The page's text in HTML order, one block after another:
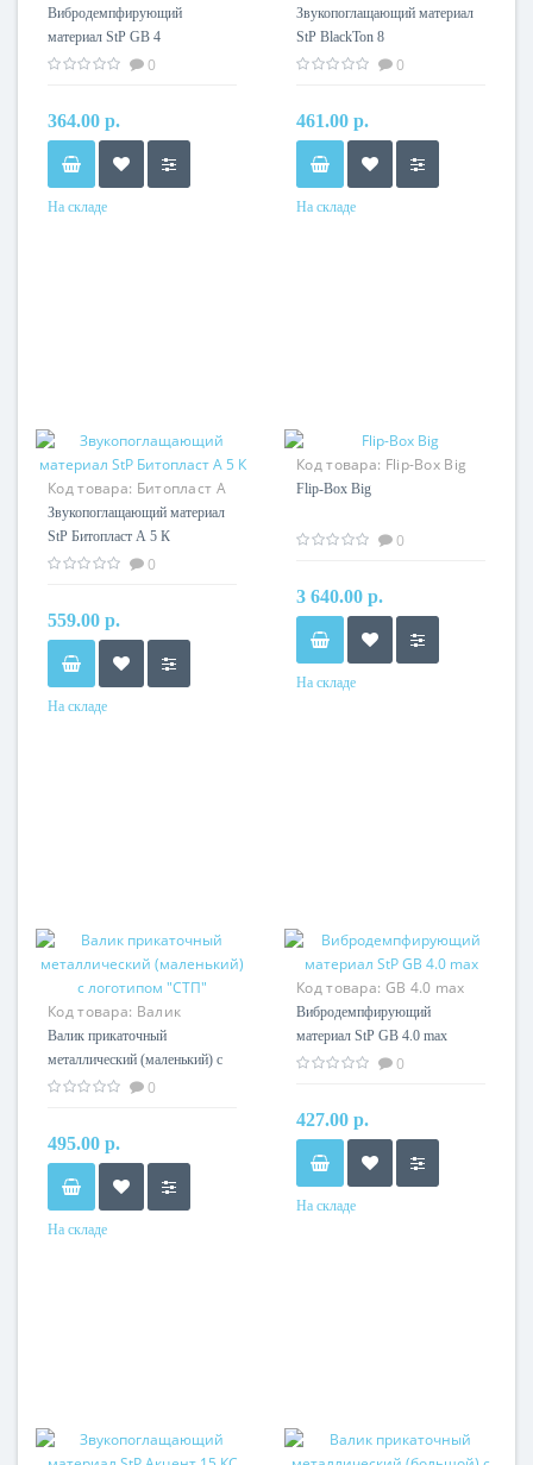
Вибродемпфирующий
материал StP GB 4
0
364.00 р.
На складе
Звукопоглащающий материал
StP BlackTon 8
0
461.00 р.
На складе
Код товара: Битопласт А
5 К
Звукопоглащающий материал
StP Битопласт А 5 К
0
559.00 р.
На складе
Код товара: Flip-Box Big
Flip-Box Big
0
3 640.00 р.
На складе
Код товара: Валик
прикаточный
металлический
маленький
Валик прикаточный
металлический (маленький) с
логотипом "СТП"
0
495.00 р.
На складе
Код товара: GB 4.0 max
Вибродемпфирующий
материал StP GB 4.0 max
0
427.00 р.
На складе